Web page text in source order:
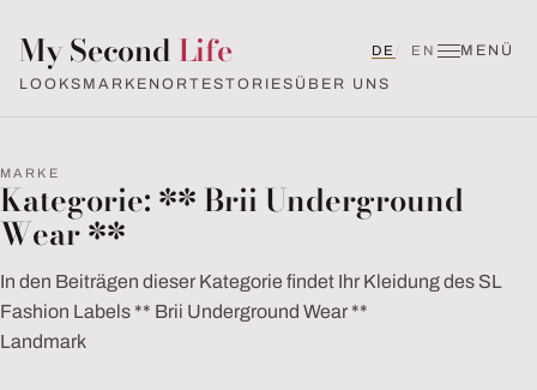
My Second Life
MENÜ
LOOKS MARKEN ORTESTORIES ÜBER UNS
DE Deutsch
EN English (UK)
MARKE
Kategorie: ** Brii Underground
Wear **
In den Beiträgen dieser Kategorie findet Ihr Kleidung des SL
Fashion Labels ** Brii Underground Wear **
Landmark